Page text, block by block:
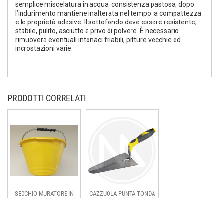
semplice miscelatura in acqua; consistenza pastosa; dopo
l’indurimento mantiene inalterata nel tempo la compattezza
e le proprietà adesive. Il sottofondo deve essere resistente,
stabile, pulito, asciutto e privo di polvere. È necessario
rimuovere eventuali intonaci friabili, pitture vecchie ed
incrostazioni varie.
PRODOTTI CORRELATI
SECCHIO MURATORE IN
CAZZUOLA PUNTA TONDA